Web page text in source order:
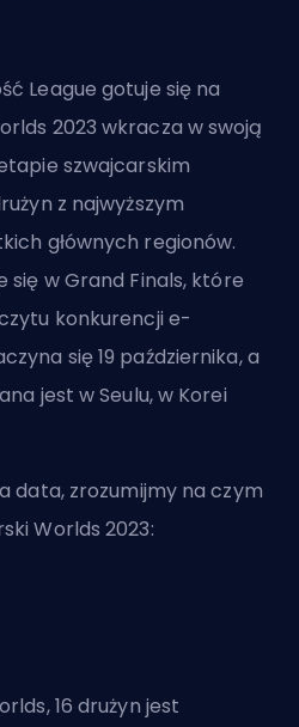
League gotuje się na
2023 wkracza w swoją
szwajcarskim
z najwyższym
głównych regionów.
się w Grand Finals, które
konkurencji e-
się 19 października, a
jest w Seulu, w Korei
data, zrozumijmy na czym
Worlds 2023:
16 drużyn jest